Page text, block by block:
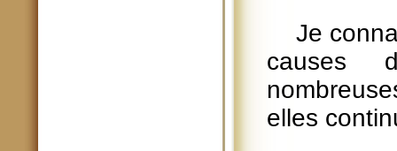
Je
causes
elles